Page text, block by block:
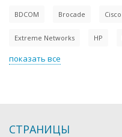
BDCOM Brocade Cisco
Extreme Networks HP
показать все
СТРАНИЦЫ